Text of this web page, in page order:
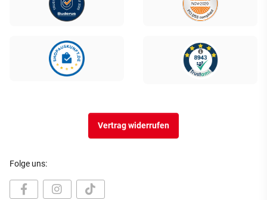
Vertrag widerrufen
Folge uns: